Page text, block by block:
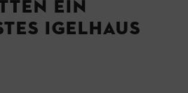
EIN
IGELHAUS